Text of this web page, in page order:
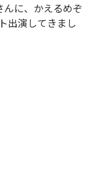
に、かえるめぞ
出演してきまし